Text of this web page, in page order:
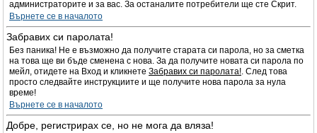
администраторите и за вас. За останалите потребители ще сте Скрит.
Върнете се в началото
Забравих си паролата!
Без паника! Не е възможно да получите старата си парола, но за сметка
на това ще ви бъде сменена с нова. За да получите новата си парола по
мейл, отидете на Вход и кликнете Забравих си паролата!. След това
просто следвайте инструкциите и ще получите нова парола за нула
време!
Върнете се в началото
Добре, регистрирах се, но не мога да вляза!